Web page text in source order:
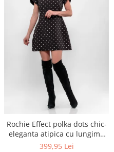
Rochie Effect polka dots chic-
eleganta atipica cu lungime
personalizabila
399,95 Lei